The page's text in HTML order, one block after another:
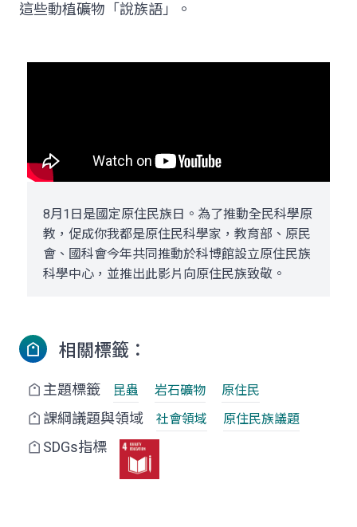
這些動植礦物「說族語」。
8月1日是國定原住民族日。為了推動全民科學原
教，促成你我都是原住民科學家，教育部、原民
會、國科會今年共同推動於科博館設立原住民族
科學中心，並推出此影片向原住民族致敬。
相關標籤：
主題標籤 昆蟲 岩石礦物 原住民
課綱議題與領域 社會領域 原住民族議題
SDGs指標